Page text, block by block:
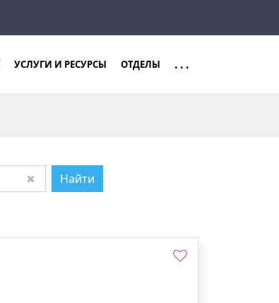
Найти
Найти
УСЛУГИ И РЕСУРСЫ ОТДЕЛЫ ...